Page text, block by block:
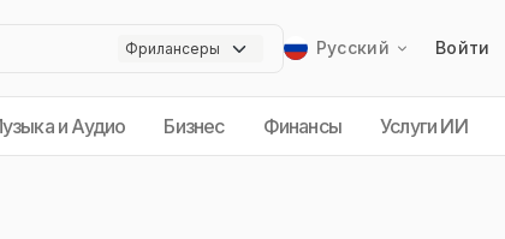
Русский Войти
и Аудио Бизнес Финансы Услуги ИИ